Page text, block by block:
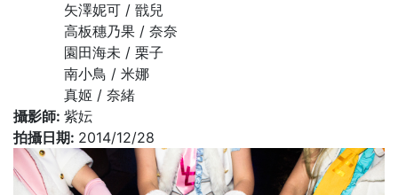
矢澤妮可 / 戩兒
高板穗乃果 / 奈奈
園田海未 / 栗子
南小鳥 / 米娜
真姬 / 奈緒
攝影師: 紫妘
拍攝日期: 2014/12/28